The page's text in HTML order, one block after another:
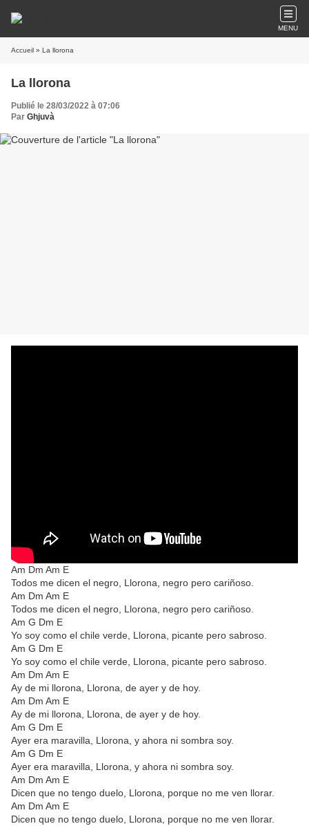
MENU
Accueil » La llorona
La llorona
Publié le 28/03/2022 à 07:06
Par Ghjuvà
Am Dm Am E
Todos me dicen el negro, Llorona, negro pero cariñoso.
Am Dm Am E
Todos me dicen el negro, Llorona, negro pero cariñoso.
Am G Dm E
Yo soy como el chile verde, Llorona, picante pero sabroso.
Am G Dm E
Yo soy como el chile verde, Llorona, picante pero sabroso.
Am Dm Am E
Ay de mi llorona, Llorona, de ayer y de hoy.
Am Dm Am E
Ay de mi llorona, Llorona, de ayer y de hoy.
Am G Dm E
Ayer era maravilla, Llorona, y ahora ni sombra soy.
Am G Dm E
Ayer era maravilla, Llorona, y ahora ni sombra soy.
Am Dm Am E
Dicen que no tengo duelo, Llorona, porque no me ven llorar.
Am Dm Am E
Dicen que no tengo duelo, Llorona, porque no me ven llorar.